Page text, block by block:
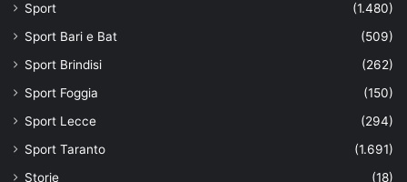
Sport
(1.480)
Sport Bari e Bat
(509)
Sport Brindisi
(262)
Sport Foggia
(150)
Sport Lecce
(294)
Sport Taranto
(1.691)
Storie
(18)